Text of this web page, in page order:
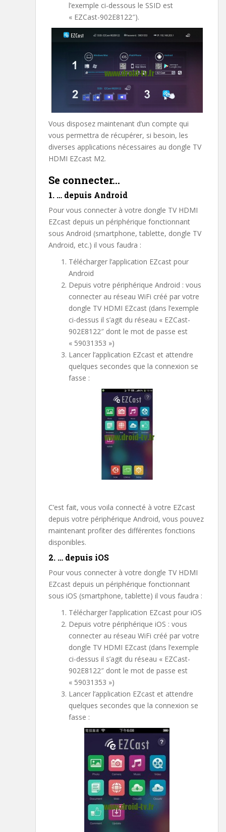
l’exemple ci-dessous le SSID est
« EZCast-902E8122″).
Vous disposez maintenant d’un compte qui
vous permettra de récupérer, si besoin, les
diverses applications nécessaires au dongle TV
HDMI EZcast M2.
Se connecter…
1. … depuis Android
Pour vous connecter à votre dongle TV HDMI
EZcast depuis un périphérique fonctionnant
sous Android (smartphone, tablette, dongle TV
Android, etc.) il vous faudra :
Télécharger l’application EZcast pour
Android
Depuis votre périphérique Android : vous
connecter au réseau WiFi créé par votre
dongle TV HDMI EZcast (dans l’exemple
ci-dessus il s’agit du réseau « EZCast-
902E8122″ dont le mot de passe est
« 59031353 »)
Lancer l’application EZcast et attendre
quelques secondes que la connexion se
fasse :
C’est fait, vous voila connecté à votre EZcast
depuis votre périphérique Android, vous pouvez
maintenant profiter des différentes fonctions
disponibles.
2. … depuis iOS
Pour vous connecter à votre dongle TV HDMI
EZcast depuis un périphérique fonctionnant
sous iOS (smartphone, tablette) il vous faudra :
Télécharger l’application EZcast pour iOS
Depuis votre périphérique iOS : vous
connecter au réseau WiFi créé par votre
dongle TV HDMI EZcast (dans l’exemple
ci-dessus il s’agit du réseau « EZCast-
902E8122″ dont le mot de passe est
« 59031353 »)
Lancer l’application EZcast et attendre
quelques secondes que la connexion se
fasse :